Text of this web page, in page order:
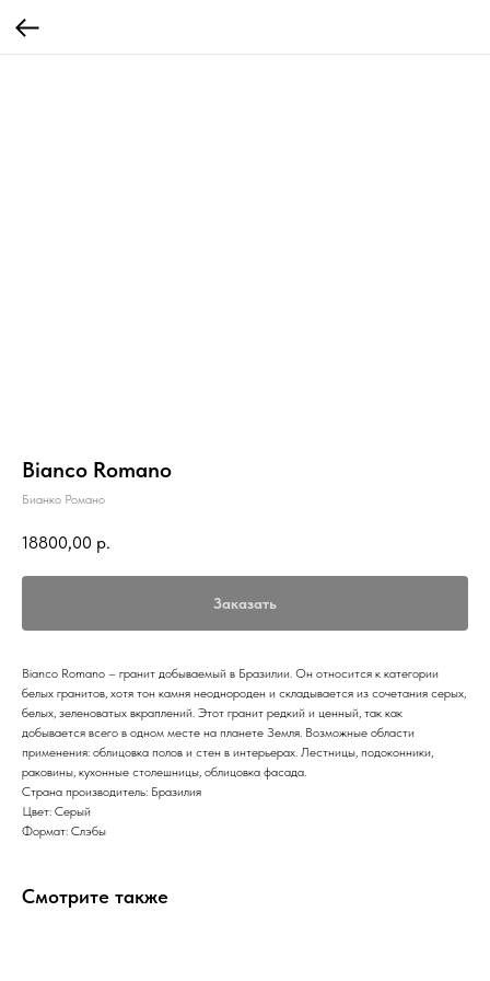
Bianco Romano
Бианко Романо
18800,00 р.
Заказать
Bianco Romano – гранит добываемый в Бразилии. Он относится к категории
белых гранитов, хотя тон камня неоднороден и складывается из сочетания серых,
белых, зеленоватых вкраплений. Этот гранит редкий и ценный, так как
добывается всего в одном месте на планете Земля. Возможные области
применения: облицовка полов и стен в интерьерах. Лестницы, подоконники,
раковины, кухонные столешницы, облицовка фасада.
Страна производитель: Бразилия
Цвет: Серый
Формат: Слэбы
Смотрите также